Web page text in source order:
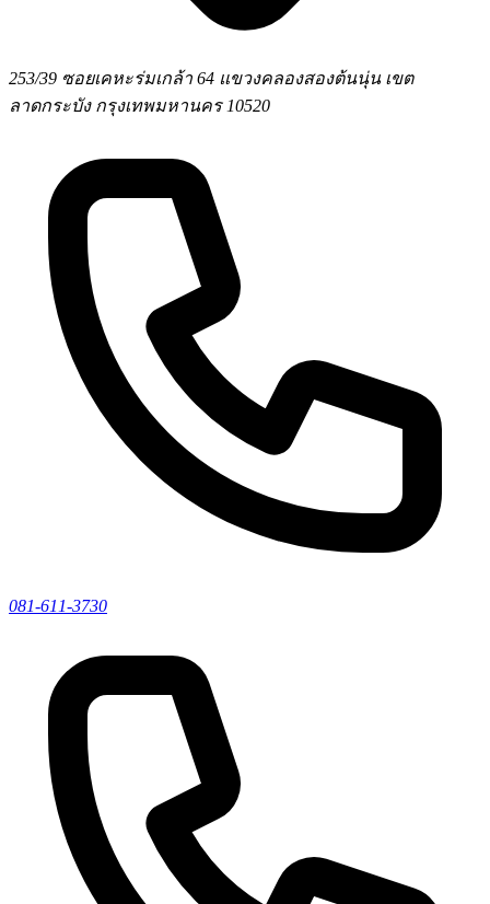
253/39 ซอยเคหะร่มเกล้า 64 แขวงคลองสองต้นนุ่น เขต
ลาดกระบัง กรุงเทพมหานคร 10520
081-611-3730